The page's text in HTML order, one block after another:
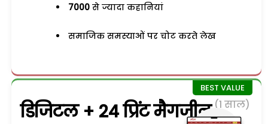
7000 से ज्यादा कहानियां
समाजिक समस्याओं पर चोट करते लेख
डिजिटल + 24 प्रिंट मैगजीन (1 साल)